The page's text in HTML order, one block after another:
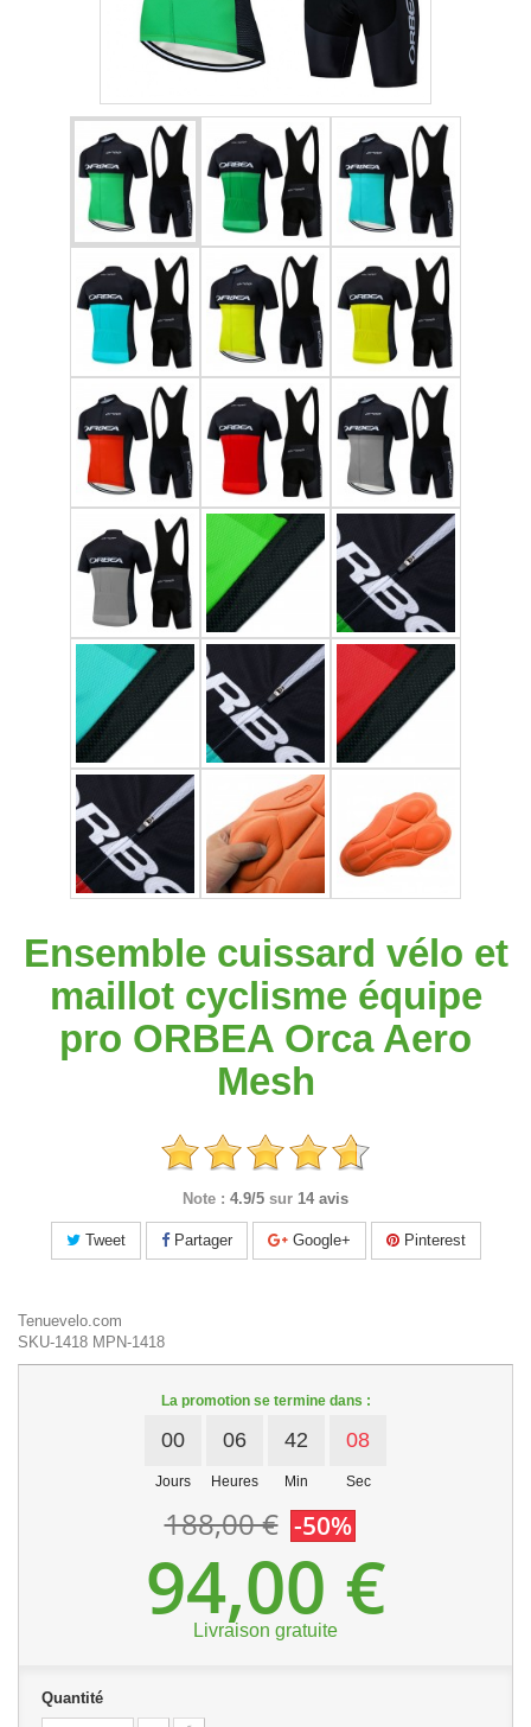
Ensemble cuissard vélo et
maillot cyclisme équipe
pro ORBEA Orca Aero
Mesh
Note : 4.9/5 sur 14 avis
Tweet Partager Google+ Pinterest
Tenuevelo.com
SKU-1418 MPN-1418
La promotion se termine dans :
00
Jours
06
Heures
42
Min
07
Sec
188,00 € -50%
94,00 €
Livraison gratuite
Quantité